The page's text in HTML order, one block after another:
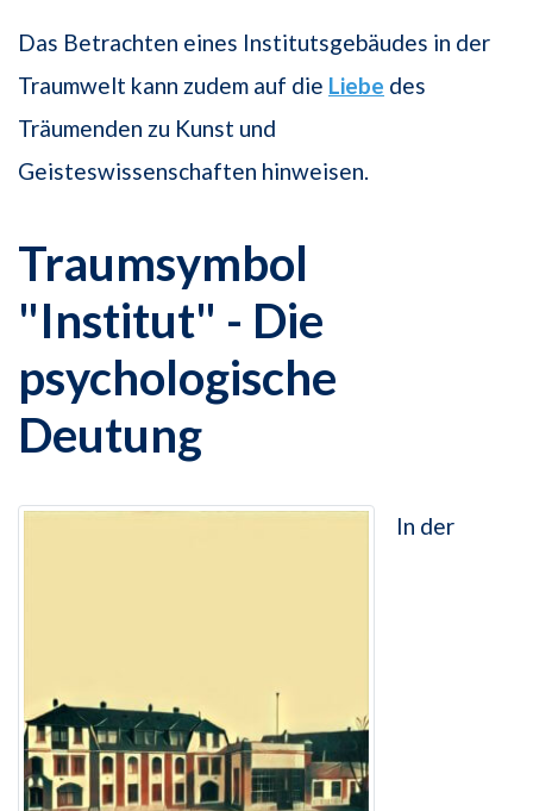
Das Betrachten eines Institutsgebäudes in der
Traumwelt kann zudem auf die Liebe des
Träumenden zu Kunst und
Geisteswissenschaften hinweisen.
Traumsymbol
"Institut" - Die
psychologische
Deutung
In der